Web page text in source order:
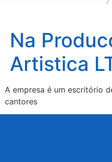
Na
Artistica
A empresa é um escritório
cantores